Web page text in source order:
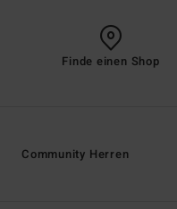
Finde einen Shop
Community Herren